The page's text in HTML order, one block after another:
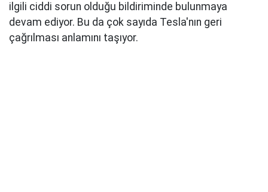
ilgili ciddi sorun olduğu bildiriminde bulunmaya
devam ediyor. Bu da çok sayıda Tesla'nın geri
çağrılması anlamını taşıyor.